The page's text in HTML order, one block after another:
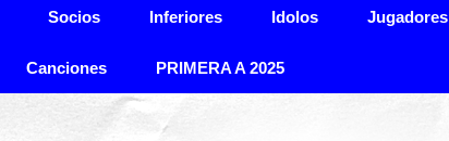
Socios Inferiores Idolos Jugadores
Canciones PRIMERA A 2025